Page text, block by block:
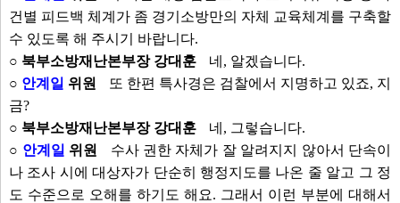
건별 피드백 체계가 좀 경기소방만의 자체 교육체계를 구축할
수 있도록 해 주시기 바랍니다.
○ 북부소방재난본부장 강대훈
네, 알겠습니다.
○ 안계일 위원
또 한편 특사경은 검찰에서 지명하고 있죠, 지
금?
○ 북부소방재난본부장 강대훈
네, 그렇습니다.
○ 안계일 위원
수사 권한 자체가 잘 알려지지 않아서 단속이
나 조사 시에 대상자가 단순히 행정지도를 나온 줄 알고 그 정
도 수준으로 오해를 하기도 해요. 그래서 이런 부분에 대해서